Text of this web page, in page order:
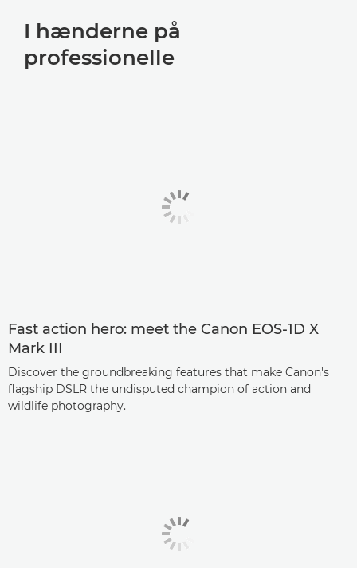
I hænderne på
professionelle
Fast action hero: meet the Canon EOS-1D X
Mark III
Discover the groundbreaking features that make Canon's
flagship DSLR the undisputed champion of action and
wildlife photography.